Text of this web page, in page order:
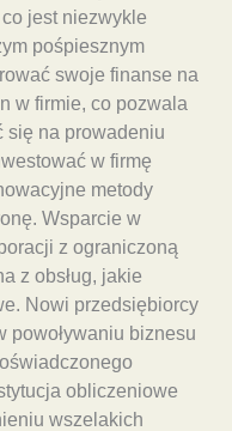
jest niezwykle
pośpiesznym
swoje finanse na
w firmie, co pozwala
się na prowadeniu
w firmę
metody
Wsparcie w
z ograniczoną
z obsług, jakie
Nowi przedsiębiorcy
powoływaniu biznesu
obliczeniowe
wszelakich